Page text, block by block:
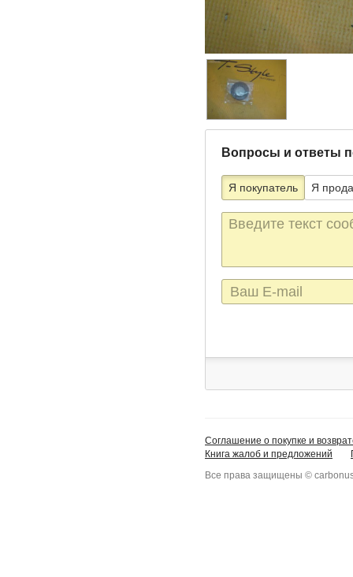
Вопросы и ответы
Я покупатель Я
Текст
сообщения
E-
mail
Соглашение о покупке и
Книга жалоб и предложений
Все права защищены ©